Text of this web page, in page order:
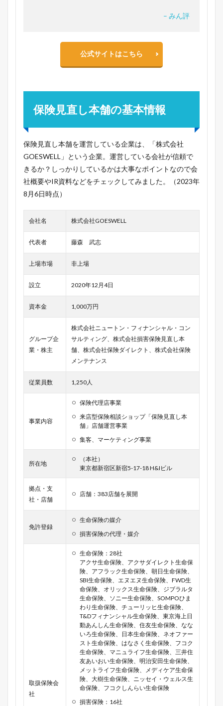
– みん評
公式サイトはこちら
保険見直し本舗の基本情報
保険見直し本舗を運営している企業は、「株式会社
GOESWELL」という企業。運営している会社が信頼で
きるか？しっかりしているかは大事なポイントなので会
社概要やIR資料などをチェックしてみました。（2023年
8月6日時点）
会社名 株式会社GOESWELL
代表者 藤森 武志
上場市場 非上場
設立 2020年12月4日
資本金 1,000万円
グループ企
業・株主
株式会社ニュートン・フィナンシャル・コン
サルティング、株式会社損害保険見直し本
舗、株式会社保険ダイレクト、株式会社保険
メンテナンス
従業員数 1,250人
事業内容
保険代理店事業
来店型保険相談ショップ「保険見直し本
舗」店舗運営事業
集客、マーケティング事業
所在地
（本社）
東京都新宿区新宿5-17-18 H&Iビル
拠点・支
社・店舗
店舗：383店舗を展開
免許登録
生命保険の媒介
損害保険の代理・媒介
取扱保険会
社
生命保険：28社
アクサ生命保険、アクサダイレクト生命保
険、アフラック生命保険、朝日生命保険、
SBI生命保険、エヌエヌ生命保険、FWD生
命保険、オリックス生命保険、ジブラルタ
生命保険、ソニー生命保険、SOMPOひま
わり生命保険、チューリッヒ生命保険、
T&Dフィナンシャル生命保険、東京海上日
動あんしん生命保険、住友生命保険、なな
いろ生命保険、日本生命保険、ネオファー
スト生命保険、はなさく生命保険、フコク
生命保険、マニュライフ生命保険、三井住
友あいおい生命保険、明治安田生命保険、
メットライフ生命保険、メディケア生命保
険、大樹生命保険、ニッセイ・ウェルス生
命保険、フコクしんらい生命保険
損害保険：16社